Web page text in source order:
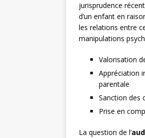
jurisprudence
d’un enfant en
les relations entre
manipulations
Valorisation
Appréciation
parentale
Sanction des
Prise en
La question de l’